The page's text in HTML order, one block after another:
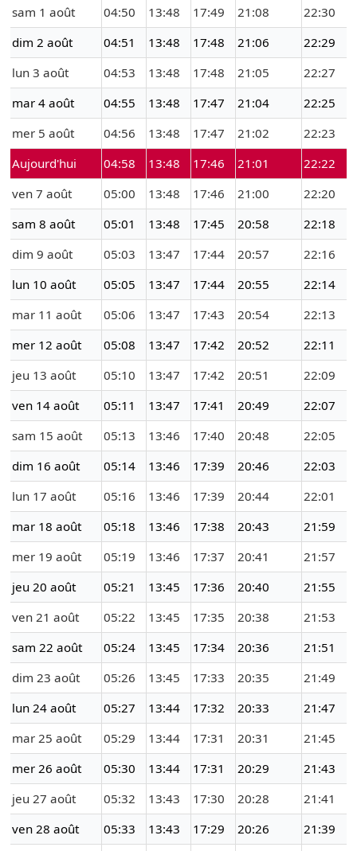
sam 1 août
04:50 13:48 17:49 21:08
22:30
dim 2 août
04:51 13:48 17:48 21:06
22:29
lun 3 août
04:53 13:48 17:48 21:05
22:27
mar 4 août
04:55 13:48 17:47 21:04
22:25
mer 5 août
04:56 13:48 17:47 21:02
22:23
Aujourd'hui
04:58 13:48 17:46 21:01
22:22
ven 7 août
05:00 13:48 17:46 21:00
22:20
sam 8 août
05:01 13:48 17:45 20:58
22:18
dim 9 août
05:03 13:47 17:44 20:57
22:16
lun 10 août
05:05 13:47 17:44 20:55
22:14
mar 11 août
05:06 13:47 17:43 20:54
22:13
mer 12 août
05:08 13:47 17:42 20:52
22:11
jeu 13 août
05:10 13:47 17:42 20:51
22:09
ven 14 août
05:11 13:47 17:41 20:49
22:07
sam 15 août
05:13 13:46 17:40 20:48
22:05
dim 16 août
05:14 13:46 17:39 20:46
22:03
lun 17 août
05:16 13:46 17:39 20:44
22:01
mar 18 août
05:18 13:46 17:38 20:43
21:59
mer 19 août
05:19 13:46 17:37 20:41
21:57
jeu 20 août
05:21 13:45 17:36 20:40
21:55
ven 21 août
05:22 13:45 17:35 20:38
21:53
sam 22 août
05:24 13:45 17:34 20:36
21:51
dim 23 août
05:26 13:45 17:33 20:35
21:49
lun 24 août
05:27 13:44 17:32 20:33
21:47
mar 25 août
05:29 13:44 17:31 20:31
21:45
mer 26 août
05:30 13:44 17:31 20:29
21:43
jeu 27 août
05:32 13:43 17:30 20:28
21:41
ven 28 août
05:33 13:43 17:29 20:26 21:39